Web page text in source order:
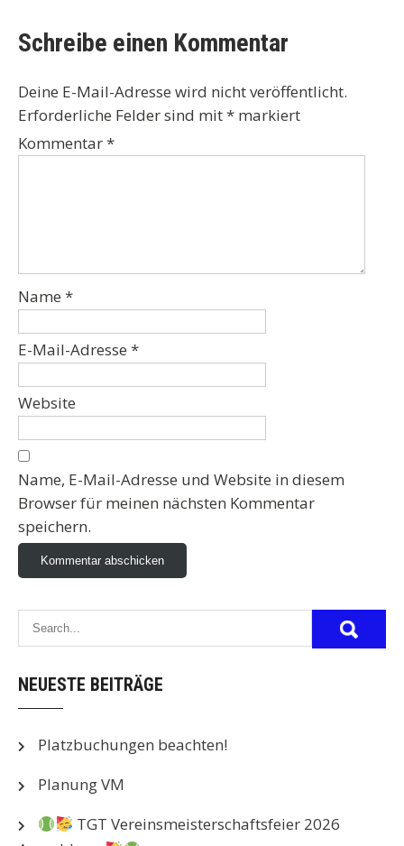
Schreibe einen Kommentar
Deine E-Mail-Adresse wird nicht veröffentlicht.
Erforderliche Felder sind mit* markiert
Kommentar*
Name *
E-Mail-Adresse *
Website
Name, E-Mail-Adresse und Website in diesem
Browser für meinen nächsten Kommentar
speichern.
NEUESTE BEITRÄGE
Platzbuchungen beachten!
Planung VM
TGT Vereinsmeisterschaftsfeier 2026